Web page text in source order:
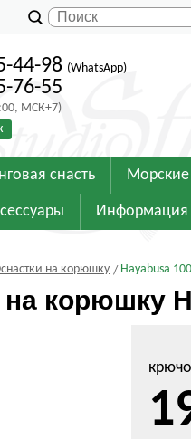
44-98 (WhatsApp)
76-55
МСК+7)
снасть Морские
Информация
на корюшку Hayabusa
корюшку